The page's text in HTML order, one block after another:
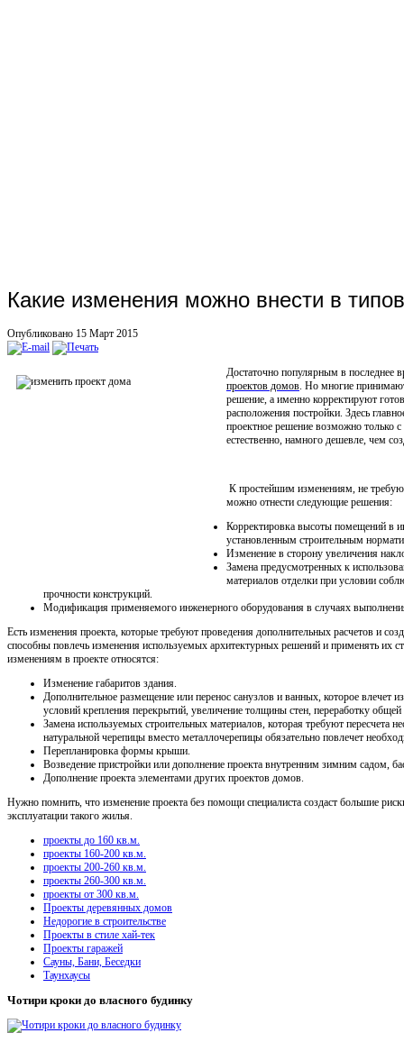
Какие изменения можно внести в
Опубликовано 15 Март 2015
Достаточно популярным в последнее
проектов домов . Но многие
решение, а именно корректируют
расположения постройки. Здесь
проектное решение возможно только
естественно, намного дешевле, чем
К простейшим изменениям, не
можно отнести следующие решения:
Корректировка высоты помещений в
установленным строительным
Изменение в сторону увеличения
Замена предусмотренных к
материалов отделки при условии
прочности конструкций.
Модификация применяемого инженерного оборудования в случаях
Есть изменения проекта, которые требуют проведения дополнительных расчетов и
способны повлечь изменения используемых архитектурных решений и применять их
изменениям в проекте относятся:
Изменение габаритов здания.
Дополнительное размещение или перенос санузлов и ванных, которое влечет
условий крепления перекрытий, увеличение толщины стен, переработку
Замена используемых строительных материалов, которая требуют пересчета
натуральной черепицы вместо металлочерепицы обязательно повлечет
Перепланировка формы крыши.
Возведение пристройки или дополнение проекта внутренним зимним садом,
Дополнение проекта элементами других проектов домов.
Нужно помнить, что изменение проекта без помощи специалиста создаст большие
эксплуатации такого жилья.
проекты до 160 кв.м.
проекты 160-200 кв.м.
проекты 200-260 кв.м.
проекты 260-300 кв.м.
проекты от 300 кв.м.
Проекты деревянных домов
Недорогие в строительстве
Проекты в стиле хай-тек
Проекты гаражей
Сауны, Бани, Беседки
Таунхаусы
Чотири кроки до власного будинку